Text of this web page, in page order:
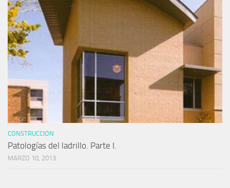
CONSTRUCCION
Patologías del ladrillo. Parte I.
MARZO 10, 2013